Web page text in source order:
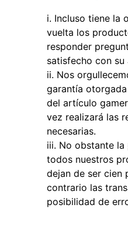
Incluso tiene la
vuelta los
responder
satisfecho con su
Nos
garantía
del artículo
vez realizará las
necesarias.
No obstante
todos nuestros
dejan de ser cien
contrario las
posibilidad de